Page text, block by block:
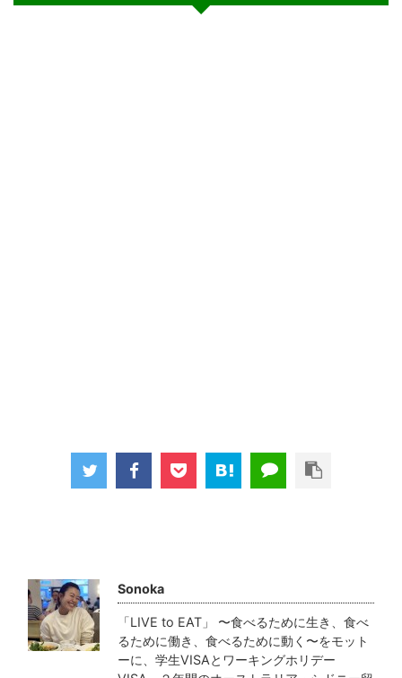
Sonoka
「LIVE to EAT」 〜食べるために生き、食べ
るために働き、食べるために動く〜をモット
ーに、学生VISAとワーキングホリデー